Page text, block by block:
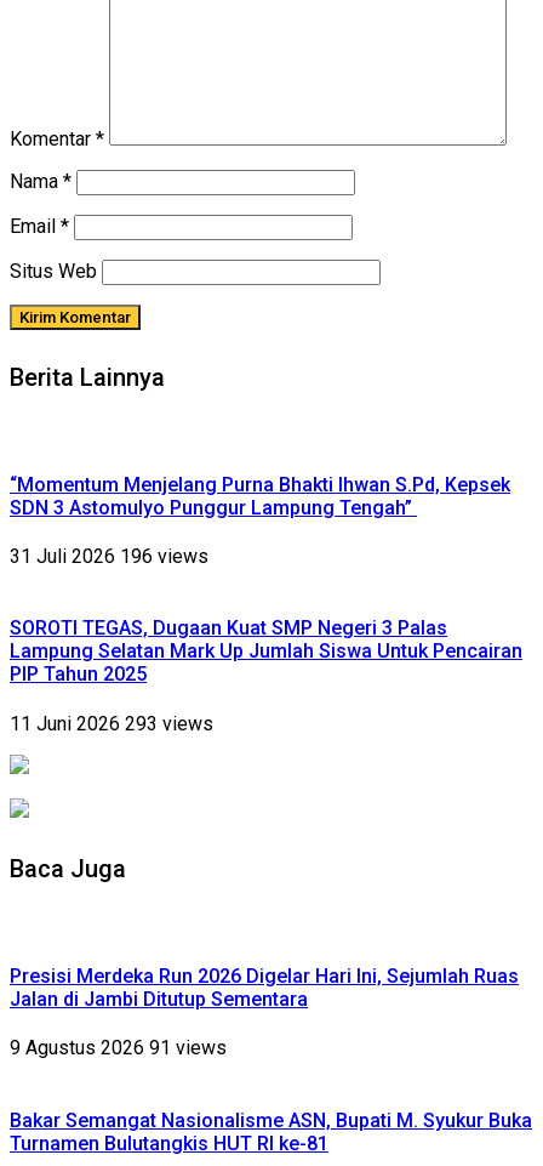
Komentar *
Nama *
Email *
Situs Web
Berita Lainnya
“Momentum Menjelang Purna Bhakti Ihwan S.Pd, Kepsek
SDN 3 Astomulyo Punggur Lampung Tengah”
31 Juli 2026 196 views
SOROTI TEGAS, Dugaan Kuat SMP Negeri 3 Palas
Lampung Selatan Mark Up Jumlah Siswa Untuk Pencairan
PIP Tahun 2025
11 Juni 2026 293 views
Baca Juga
Presisi Merdeka Run 2026 Digelar Hari Ini, Sejumlah Ruas
Jalan di Jambi Ditutup Sementara
9 Agustus 2026 91 views
Bakar Semangat Nasionalisme ASN, Bupati M. Syukur Buka
Turnamen Bulutangkis HUT RI ke-81